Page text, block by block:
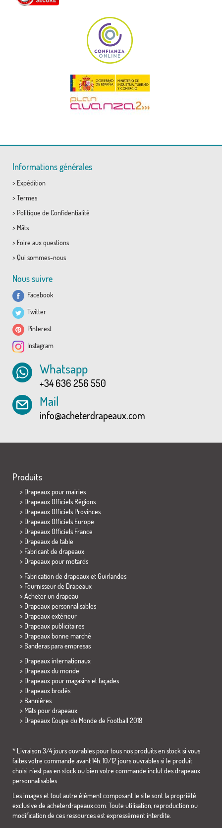
Informations générales
> Expédition
> Termes
> Politique de Confidentialité
> Mâts
> Foire aux questions
> Qui sommes-nous
Nous suivre
Facebook
Twitter
Pinterest
Instagram
Whatsapp
+34 636 256 550
Mail
info@acheterdrapeaux.com
Produits
> Drapeaux pour mairies
> Drapeaux Officiels Régions
> Drapeaux Officiels Provinces
> Drapeaux Officiels Europe
> Drapeaux Officiels France
> Drapeaux de table
> Fabricant de drapeaux
> Drapeaux pour motards
> Fabrication de drapeaux et Guirlandes
> Fournisseur de Drapeaux
> Acheter un drapeau
> Drapeaux personnalisables
> Drapeaux extérieur
> Drapeaux publicitaires
> Drapeaux bonne marché
> Banderas para empresas
> Drapeaux internationaux
> Drapeaux du monde
> Drapeaux pour magasins et façades
> Drapeaux brodés
> Bannières
> Mâts pour drapeaux
> Drapeaux Coupe du Monde de Football 2018
* Livraison 3/4 jours ouvrables pour tous nos produits en stock si vous
faites votre commande avant 14h. 10/12 jours ouvrables si le produit
choisi n´est pas en stock ou bien votre commande inclut des drapeaux
personnalisables.
Les images et tout autre élément composant le site sont la propriété
exclusive de acheterdrapeaux.com. Toute utilisation, reproduction ou
modification de ces ressources est expressément interdite.